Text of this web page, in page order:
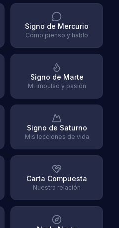
Signo de Mercurio
Cómo pienso y hablo
Signo de Marte
Mi impulso y pasión
Signo de Saturno
Mis lecciones de vida
Carta Compuesta
Nuestra relación